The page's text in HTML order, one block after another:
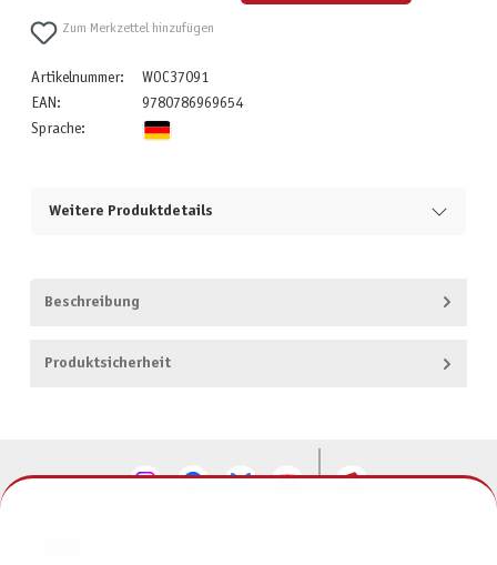
Zum Merkzettel hinzufügen
Artikelnummer:
WOC37091
EAN:
9780786969654
Sprache:
Weitere Produktdetails
Beschreibung
Produktsicherheit